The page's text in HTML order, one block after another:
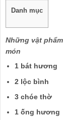
Danh mục
Những vật
món
1 bát hương
2 lộc bình
3 chóe thờ
1 ống hương